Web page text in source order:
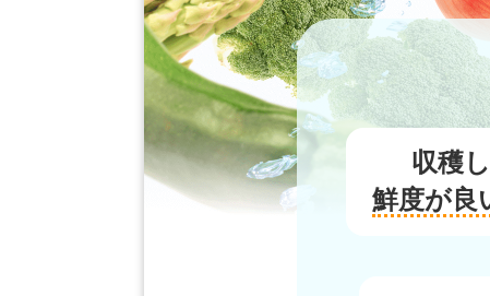
収穫
鮮度が良